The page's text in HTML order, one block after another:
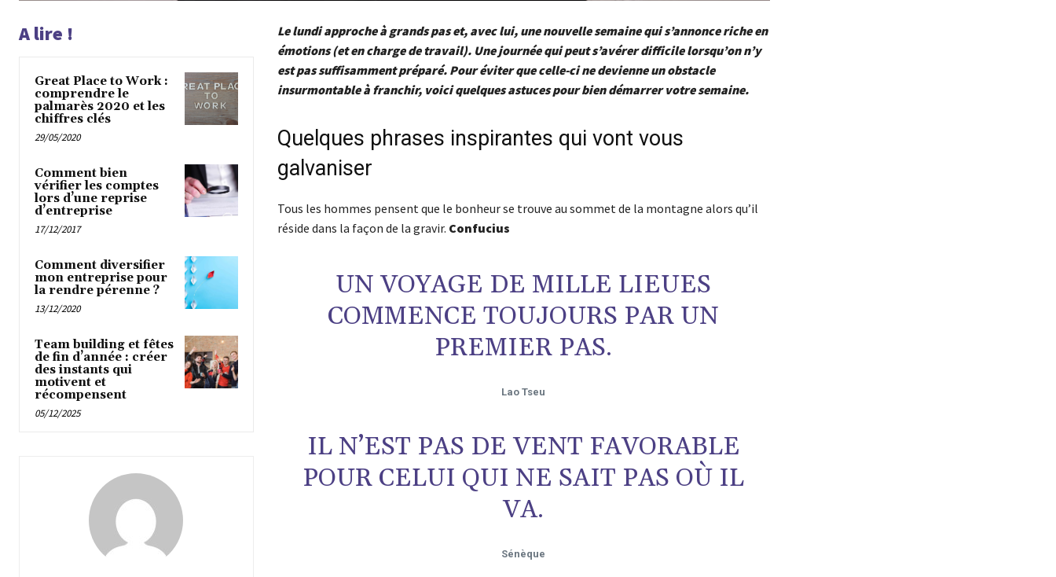
A lire !
Great Place to Work :
comprendre le
palmarès 2020 et les
chiffres clés
29/05/2020
Comment bien
vérifier les comptes
lors d’une reprise
d’entreprise
17/12/2017
Comment diversifier
mon entreprise pour
la rendre pérenne ?
13/12/2020
Team building et fêtes
de fin d’année : créer
des instants qui
motivent et
récompensent
05/12/2025
Le lundi approche à grands pas et, avec lui, une nouvelle semaine qui s’annonce riche en
émotions (et en charge de travail). Une journée qui peut s’avérer difficile lorsqu’on n’y
est pas suffisamment préparé. Pour éviter que celle-ci ne devienne un obstacle
insurmontable à franchir, voici quelques astuces pour bien démarrer votre semaine.
Quelques phrases inspirantes qui vont vous
galvaniser
Tous les hommes pensent que le bonheur se trouve au sommet de la montagne alors qu’il
réside dans la façon de la gravir. Confucius
UN VOYAGE DE MILLE LIEUES
COMMENCE TOUJOURS PAR UN
PREMIER PAS.
Lao Tseu
IL N’EST PAS DE VENT FAVORABLE
POUR CELUI QUI NE SAIT PAS OÙ IL
VA.
Sénèque